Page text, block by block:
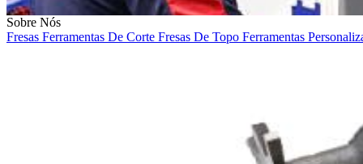
Sobre Nós
Fresas Ferramentas De Corte Fresas De Topo Ferramentas